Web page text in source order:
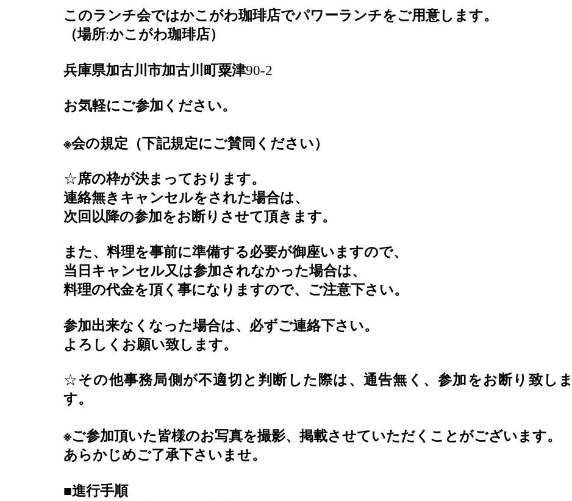
このランチ会ではかこがわ珈琲店でパワーランチをご用意します。
（場所:かこがわ珈琲店）
兵庫県加古川市加古川町粟津90-2
お気軽にご参加ください。
※会の規定（下記規定にご賛同ください）
☆席の枠が決まっております。
連絡無きキャンセルをされた場合は、
次回以降の参加をお断りさせて頂きます。
また、料理を事前に準備する必要が御座いますので、
当日キャンセル又は参加されなかった場合は、
料理の代金を頂く事になりますので、ご注意下さい。
参加出来なくなった場合は、必ずご連絡下さい。
よろしくお願い致します。
☆その他事務局側が不適切と判断した際は、通告無く、参加をお断り致しま
す。
※ご参加頂いた皆様のお写真を撮影、掲載させていただくことがございます。
あらかじめご了承下さいませ。
■進行手順